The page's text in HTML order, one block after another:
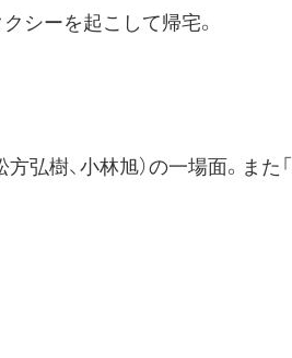
シーを起こして帰宅。
弘樹、小林旭）の一場面。また